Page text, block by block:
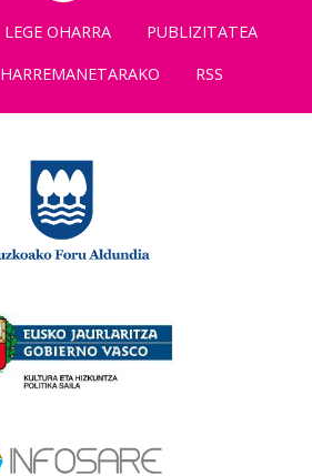
LEGE OHARRA
PUBLIZITATEA
HARREMANETARAKO RSS